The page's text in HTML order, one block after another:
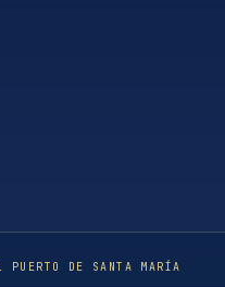
PUERTO DE SANTA MARÍA